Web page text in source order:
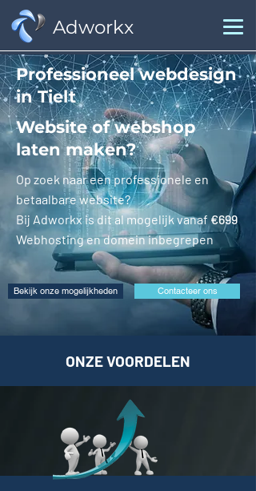
Adworkx
Professioneel webdesign
in Tielt
Website of webshop
laten maken?
Op zoek naar een professionele en
betaalbare website?
Bij Adworkx is dit al mogelijk vanaf €699
Webhosting en domein inbegrepen
Bekijk onze mogelijkheden Contacteer ons
ONZE VOORDELEN